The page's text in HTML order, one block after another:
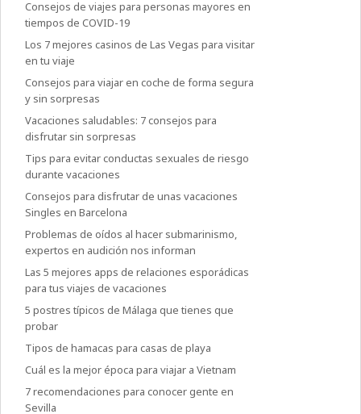
Consejos de viajes para personas mayores en
tiempos de COVID-19
Los 7 mejores casinos de Las Vegas para visitar
en tu viaje
Consejos para viajar en coche de forma segura
y sin sorpresas
Vacaciones saludables: 7 consejos para
disfrutar sin sorpresas
Tips para evitar conductas sexuales de riesgo
durante vacaciones
Consejos para disfrutar de unas vacaciones
Singles en Barcelona
Problemas de oídos al hacer submarinismo,
expertos en audición nos informan
Las 5 mejores apps de relaciones esporádicas
para tus viajes de vacaciones
5 postres típicos de Málaga que tienes que
probar
Tipos de hamacas para casas de playa
Cuál es la mejor época para viajar a Vietnam
7 recomendaciones para conocer gente en
Sevilla